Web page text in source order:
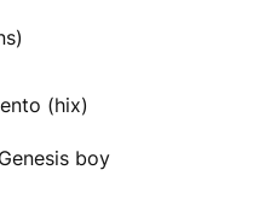
(hix)
boy